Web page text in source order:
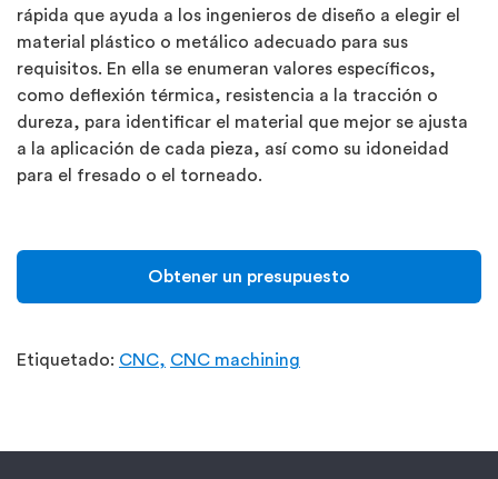
rápida que ayuda a los ingenieros de diseño a elegir el
material plástico o metálico adecuado para sus
requisitos. En ella se enumeran valores específicos,
como deflexión térmica, resistencia a la tracción o
dureza, para identificar el material que mejor se ajusta
a la aplicación de cada pieza, así como su idoneidad
para el fresado o el torneado.
Obtener un presupuesto
Etiquetado: CNC, CNC machining